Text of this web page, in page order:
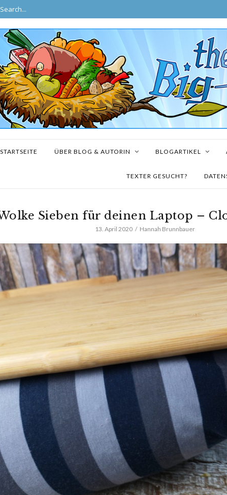
STARTSEITE ÜBER BLOG & AUTORIN BLOGARTIKEL
TEXTER GESUCHT?
Sieben für deinen Laptop –
13. April 2020 Hannah Brunnbauer